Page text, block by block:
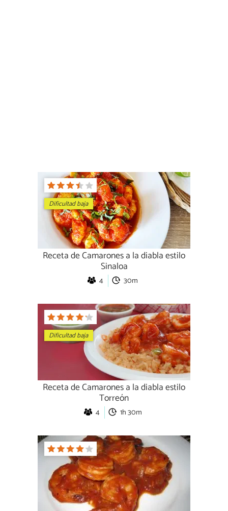
Dificultad baja
Receta de Camarones a la diabla estilo
Sinaloa
4 30m
Dificultad baja
Receta de Camarones a la diabla estilo
Torreón
4 1h 30m